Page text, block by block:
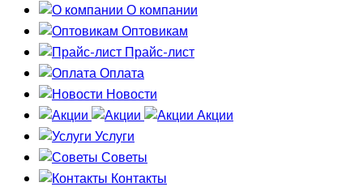
О компании
Оптовикам
Прайс-лист
Оплата
Новости
Акции
Услуги
Советы
Контакты